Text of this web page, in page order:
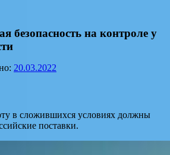
безопасность на контроле у
20.03.2022
в сложившихся условиях должны
поставки.